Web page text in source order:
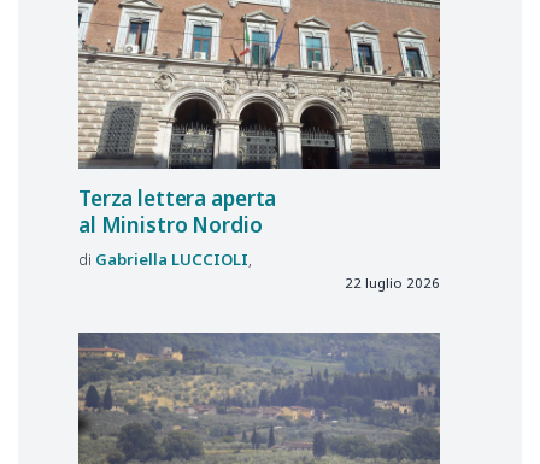
Terza lettera aperta
al Ministro Nordio
Gabriella LUCCIOLI
22 luglio 2026